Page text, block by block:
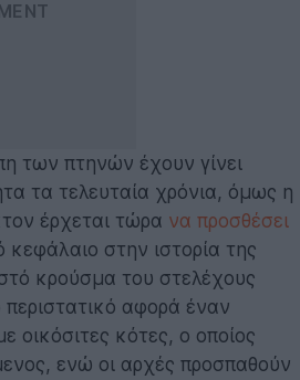
των πτηνών έχουν γίνει
τα τελευταία χρόνια, όμως η
έρχεται τώρα να προσθέσει
στην ιστορία της
κρούσμα του στελέχους
αφορά έναν
οικόσιτες κότες, ο οποίος
ενώ οι αρχές προσπαθούν